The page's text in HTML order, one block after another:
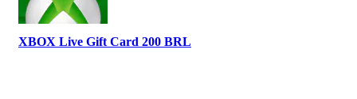
XBOX Live Gift Card 200 BRL